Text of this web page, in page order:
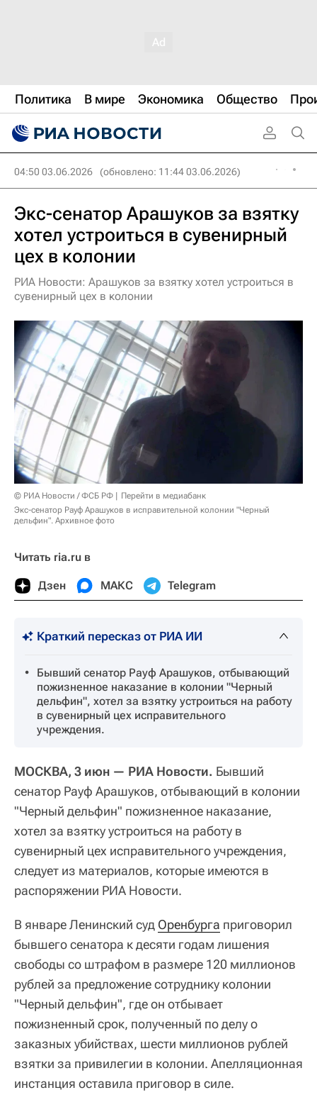
Политика В мире Экономика Общество
04:50 03.06.2026 (обновлено: 11:44 03.06.2026)
Экс-сенатор Арашуков за взятку
хотел устроиться в сувенирный
цех в колонии
РИА Новости: Арашуков за взятку хотел устроиться в
сувенирный цех в колонии
© РИА Новости / ФСБ РФ
Перейти в медиабанк
Экс-сенатор Рауф Арашуков в исправительной колонии "Черный
дельфин". Архивное фото
Читать ria.ru в
Дзен МАКС Telegram
Краткий пересказ от РИА ИИ
Бывший сенатор Рауф Арашуков, отбывающий
пожизненное наказание в колонии "Черный
дельфин", хотел за взятку устроиться на работу
в сувенирный цех исправительного
учреждения.
МОСКВА, 3 июн — РИА Новости. Бывший
сенатор Рауф Арашуков, отбывающий в колонии
"Черный дельфин" пожизненное наказание,
хотел за взятку устроиться на работу в
сувенирный цех исправительного учреждения,
следует из материалов, которые имеются в
распоряжении РИА Новости.
В январе Ленинский суд Оренбурга приговорил
бывшего сенатора к десяти годам лишения
свободы со штрафом в размере 120 миллионов
рублей за предложение сотруднику колонии
"Черный дельфин", где он отбывает
пожизненный срок, полученный по делу о
заказных убийствах, шести миллионов рублей
взятки за привилегии в колонии. Апелляционная
инстанция оставила приговор в силе.